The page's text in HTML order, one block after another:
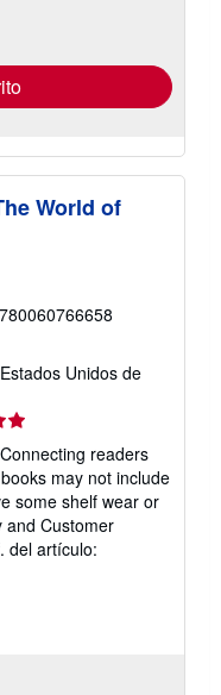
World of
Unidos de
readers
may not include
some shelf wear or
and Customer
del artículo: